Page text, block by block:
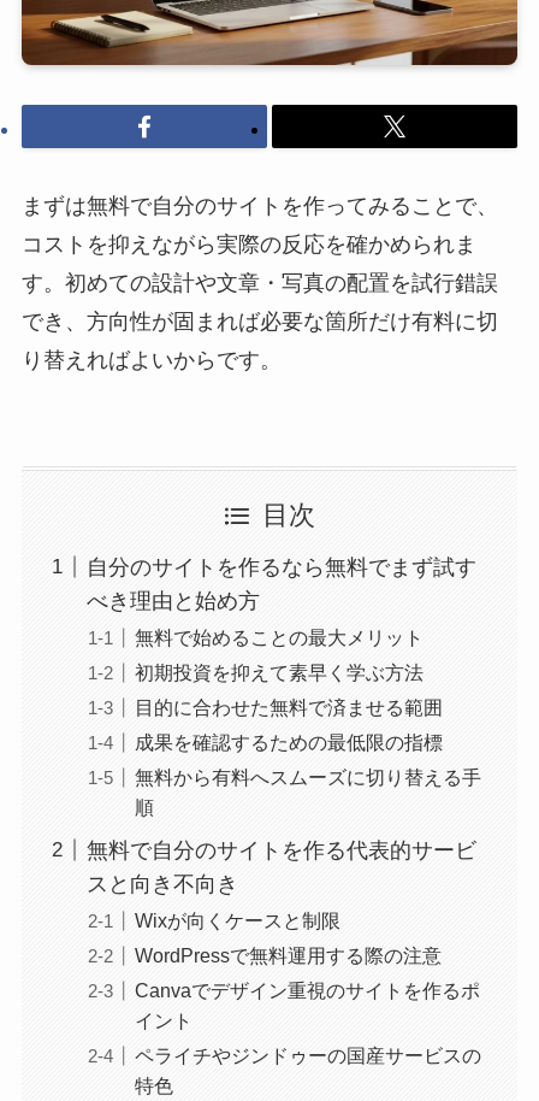
まずは無料で自分のサイトを作ってみることで、
コストを抑えながら実際の反応を確かめられま
す。初めての設計や文章・写真の配置を試行錯誤
でき、方向性が固まれば必要な箇所だけ有料に切
り替えればよいからです。
目次
自分のサイトを作るなら無料でまず試す
べき理由と始め方
無料で始めることの最大メリット
初期投資を抑えて素早く学ぶ方法
目的に合わせた無料で済ませる範囲
成果を確認するための最低限の指標
無料から有料へスムーズに切り替える手
順
無料で自分のサイトを作る代表的サービ
スと向き不向き
Wixが向くケースと制限
WordPressで無料運用する際の注意
Canvaでデザイン重視のサイトを作るポ
イント
ペライチやジンドゥーの国産サービスの
特色